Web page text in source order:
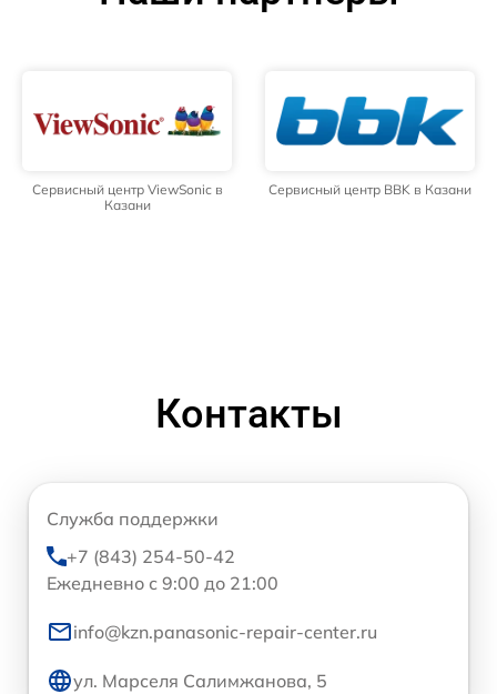
Сервисный центр ViewSonic в
Казани
Сервисный центр BBK в Казани
Контакты
Служба поддержки
+7 (843) 254-50-42
Ежедневно с 9:00 до 21:00
info@kzn.panasonic-repair-center.ru
ул. Марселя Салимжанова, 5